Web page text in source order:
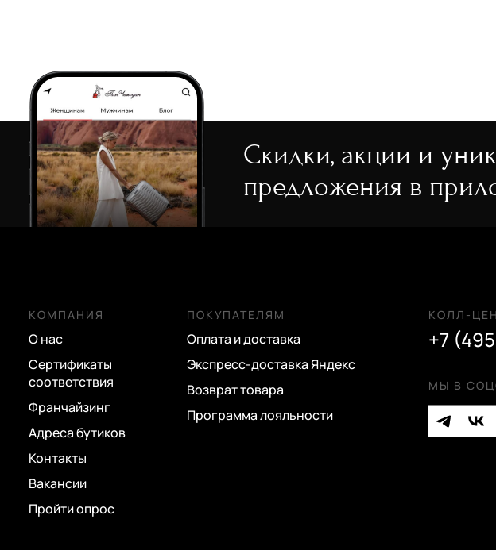
Скидки, акции и
предложения в
КОМПАНИЯ
О нас
Сертификаты
соответствия
Франчайзинг
Адреса бутиков
Контакты
Вакансии
Пройти опрос
ПОКУПАТЕЛЯМ
Оплата и доставка
Экспресс-доставка Яндекс
Возврат товара
Программа лояльности
КОЛЛ-
+7
МЫ В